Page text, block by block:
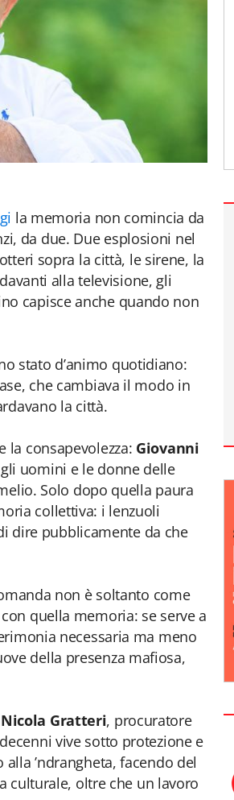
la memoria non comincia da
da due. Due esplosioni nel
sopra la città, le sirene, la
alla televisione, gli
capisce anche quando non
stato d’animo quotidiano:
che cambiava il modo in
la città.
consapevolezza: Giovanni
uomini e le donne delle
Solo dopo quella paura
collettiva: i lenzuoli
dire pubblicamente da che
non è soltanto come
quella memoria: se serve a
necessaria ma meno
della presenza mafiosa,
Nicola Gratteri, procuratore
vive sotto protezione e
’ndrangheta, facendo del
culturale, oltre che un lavoro